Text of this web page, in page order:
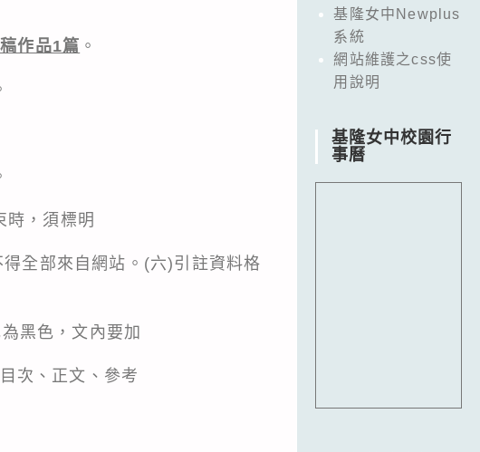
作品1篇 。
時，須標明
全部來自網站。(六)引註資料格
黑色，文內要加
次、正文、參考
基隆女中Newplus
系統
網站維護之css使
用說明
基隆女中校園行
事曆